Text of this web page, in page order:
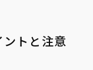
トと注意